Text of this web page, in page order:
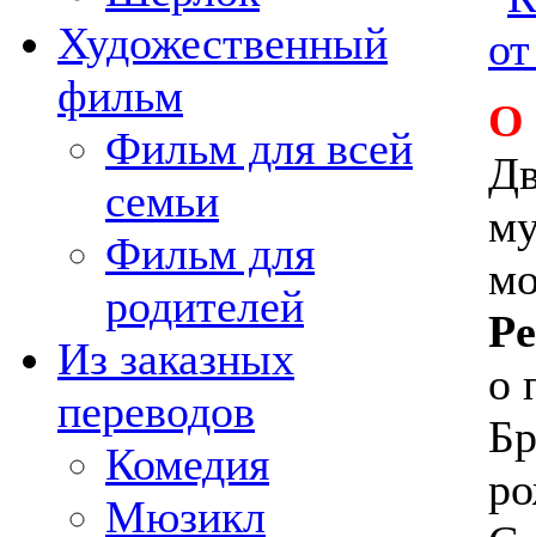
Художественный
фильм
Фильм для всей
семьи
Фильм для
родителей
Из заказных
переводов
Комедия
Мюзикл
О
о